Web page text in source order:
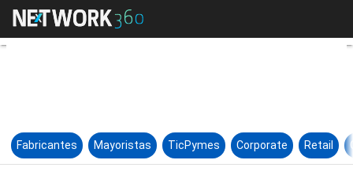
Los grandes mayoristas
Fabricantes Mayoristas TicPymes Corporate Retail